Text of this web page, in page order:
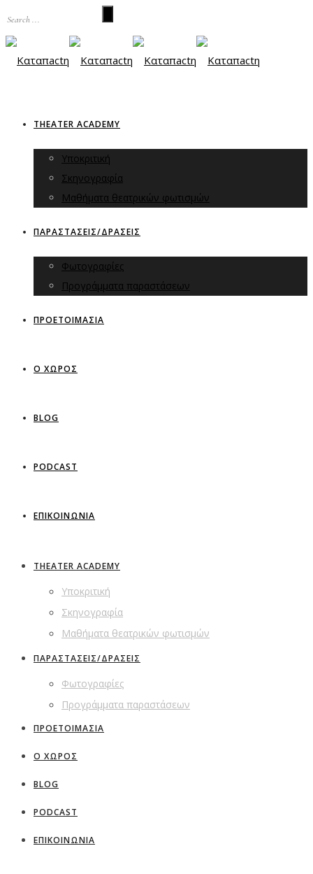
THEATER ACADEMY
Υποκριτική
Σκηνογραφία
Μαθήματα θεατρικών φωτισμών
ΠΑΡΑΣΤΑΣΕΙΣ/ΔΡΑΣΕΙΣ
Φωτογραφίες
Προγράμματα παραστάσεων
ΠΡΟΕΤΟΙΜΑΣΙΑ
Ο ΧΩΡΟΣ
BLOG
PODCAST
ΕΠΙΚΟΙΝΩΝΙΑ
THEATER ACADEMY
Υποκριτική
Σκηνογραφία
Μαθήματα θεατρικών φωτισμών
ΠΑΡΑΣΤΑΣΕΙΣ/ΔΡΑΣΕΙΣ
Φωτογραφίες
Προγράμματα παραστάσεων
ΠΡΟΕΤΟΙΜΑΣΙΑ
Ο ΧΩΡΟΣ
BLOG
PODCAST
ΕΠΙΚΟΙΝΩΝΙΑ